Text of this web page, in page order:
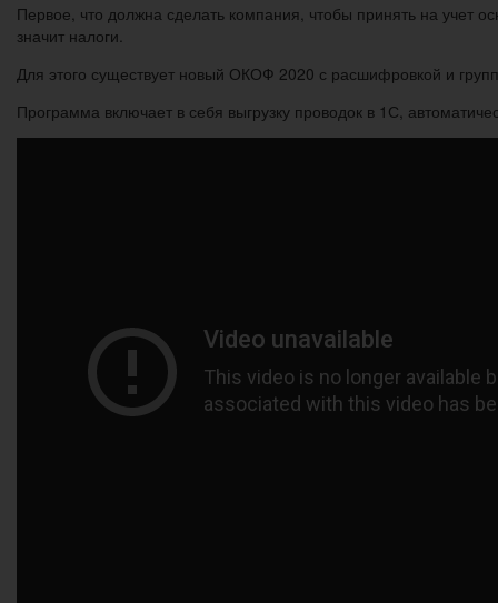
Первое, что должна сделать компания, чтобы принять на учет
значит налоги.
Для этого существует новый ОКОФ 2020 с расшифровкой и
Программа включает в себя выгрузку проводок в 1С,